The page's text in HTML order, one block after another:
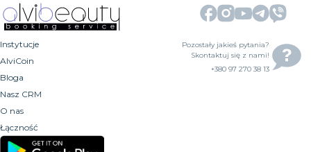
Instytucje
AlviCoin
Bloga
Nasz CRM
O nas
Łączność
Pozostały jakieś pytania?
Skontaktuj się z nami!
+380 97 270 38 13